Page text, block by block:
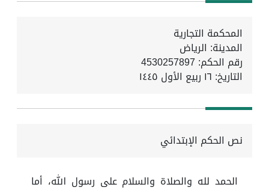
المحكمة التجارية
المدينة: الرياض
رقم الحكم: 4530257897
التاريخ: ١٦ ربيع الأول ١٤٤٥
نص الحكم الإبتدائي
الحمد لله والصلاة والسلام على رسول الله، أما